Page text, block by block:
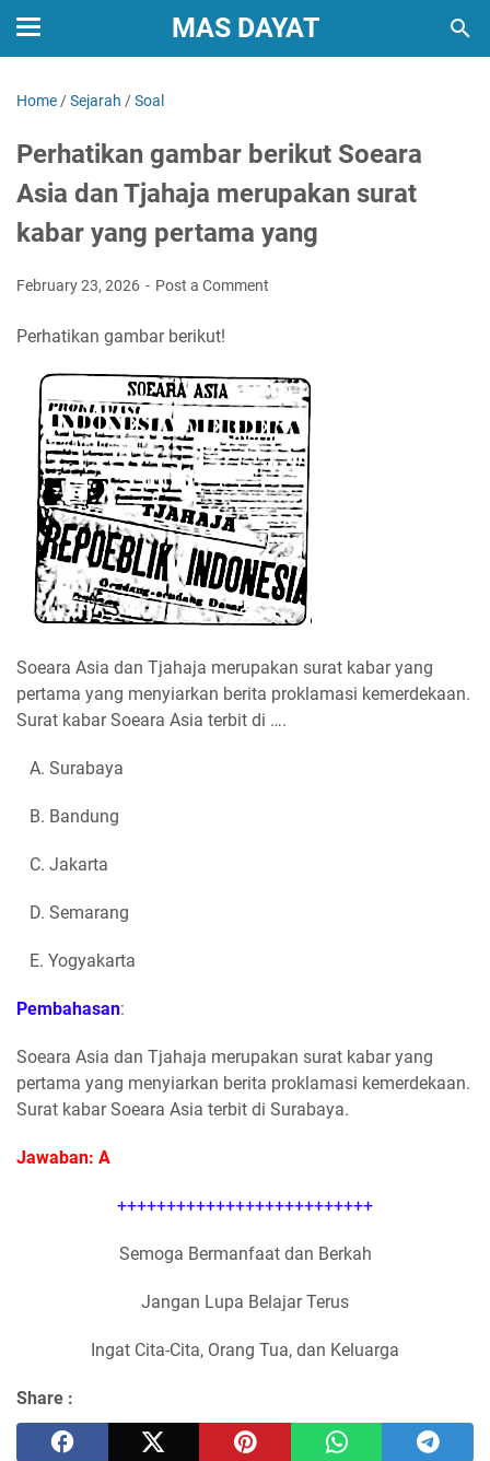
MAS DAYAT
Home /Sejarah /Soal
Perhatikan gambar berikut Soeara
Asia dan Tjahaja merupakan surat
kabar yang pertama yang
February 23, 2026 Post a Comment
Perhatikan gambar berikut!
Soeara Asia dan Tjahaja merupakan surat kabar yang
pertama yang menyiarkan berita proklamasi kemerdekaan.
Surat kabar Soeara Asia terbit di ….
A. Surabaya
B. Bandung
C. Jakarta
D. Semarang
E. Yogyakarta
Pembahasan:
Soeara Asia dan Tjahaja merupakan surat kabar yang
pertama yang menyiarkan berita proklamasi kemerdekaan.
Surat kabar Soeara Asia terbit di Surabaya.
Jawaban: A
++++++++++++++++++++++++++
Semoga Bermanfaat dan Berkah
Jangan Lupa Belajar Terus
Ingat Cita-Cita, Orang Tua, dan Keluarga
Share :